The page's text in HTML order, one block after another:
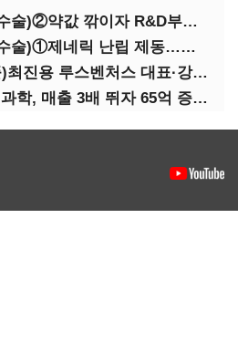
[IB토마토](약가 대수술)②약값 깎이자 R&D부터 축소…제약업계 비상경영 돌입
[IB토마토](약가 대수술)①제네릭 난립 제동…중소 제약사 수익성 비상
[IB토마토](IB&피플)최진용 루스벤처스 대표·강승순 이사
[IB토마토]그린생명과학, 매출 3배 뛰자 65억 증설…상위 2곳 의존도 82%